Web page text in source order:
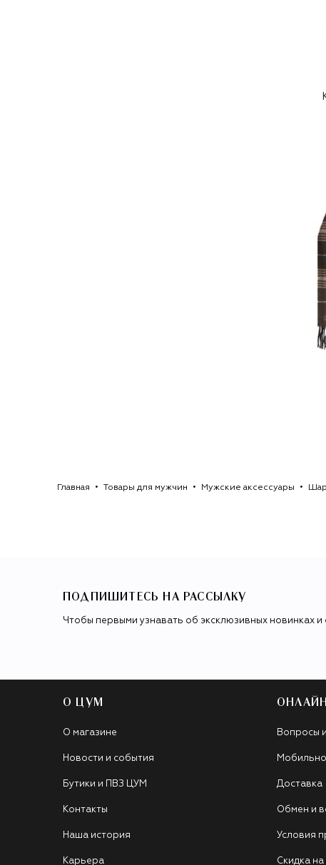
Главная Товары для мужчин Мужские аксессуары
ПОДПИШИТЕСЬ НА РАССЫЛКУ
Чтобы первыми узнавать об эксклюзивных новинках
О ЦУМ
О магазине
Новости и события
Бутики и ПВЗ ЦУМ
Контакты
Наша история
Карьера
Вопросы
Доставка
Обмен и
Условия
Скидка